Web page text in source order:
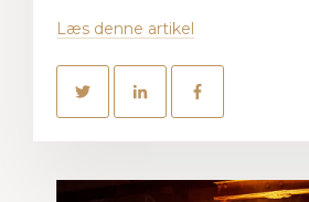
Læs denne artikel